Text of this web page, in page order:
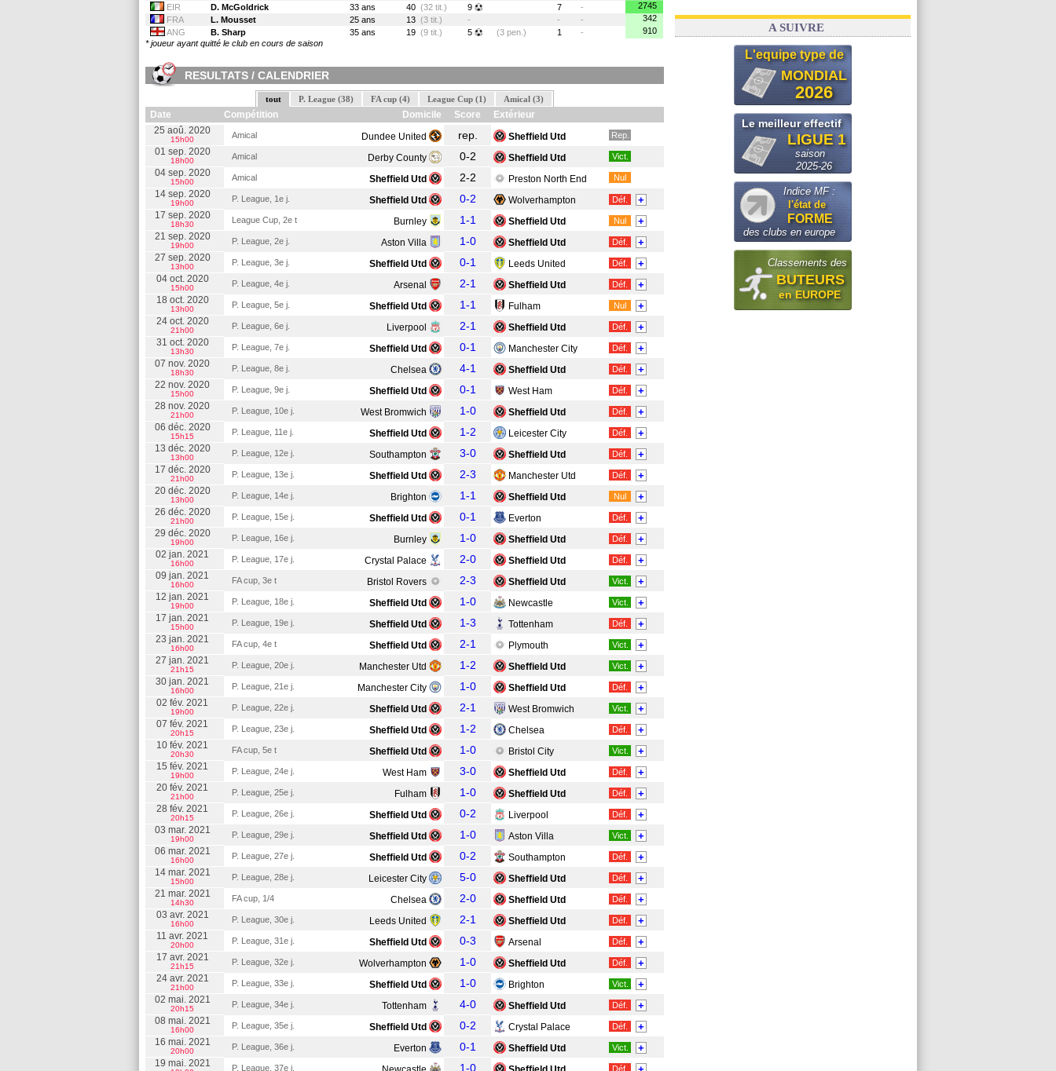
EIR
D. McGoldrick 33 ans 40 (32 tit.) 9 7 -
2745
FRA
L. Mousset 25 ans 13 (3 tit.) - - -
342
ANG
B. Sharp 35 ans 19 (9 tit.) 5 (3 pen.) 1 -
910
* joueur ayant quitté le club en cours de saison
RESULTATS / CALENDRIER
tout P. League (38) FA cup (4) League Cup (1) Amical (3)
Date Compétition Domicile Score
Extérieur
25 aoû. 2020
15h00 Amical Dundee United rep. Sheffield Utd Rep.
01 sep. 2020
18h00 Amical Derby County 0-2 Sheffield Utd Vict.
04 sep. 2020
15h00 Amical Sheffield Utd 2-2 Preston North End Nul
14 sep. 2020
19h00 P. League, 1e j. Sheffield Utd 0-2 Wolverhampton Déf. +
17 sep. 2020
18h30 League Cup, 2e t Burnley 1-1 Sheffield Utd Nul +
21 sep. 2020
19h00 P. League, 2e j. Aston Villa 1-0 Sheffield Utd Déf. +
27 sep. 2020
13h00 P. League, 3e j. Sheffield Utd 0-1 Leeds United Déf. +
04 oct. 2020
15h00 P. League, 4e j. Arsenal 2-1 Sheffield Utd Déf. +
18 oct. 2020
13h00 P. League, 5e j. Sheffield Utd 1-1 Fulham Nul +
24 oct. 2020
21h00 P. League, 6e j. Liverpool 2-1 Sheffield Utd Déf. +
31 oct. 2020
13h30 P. League, 7e j. Sheffield Utd 0-1 Manchester City Déf. +
07 nov. 2020
18h30 P. League, 8e j. Chelsea 4-1 Sheffield Utd Déf. +
22 nov. 2020
15h00 P. League, 9e j. Sheffield Utd 0-1 West Ham Déf. +
28 nov. 2020
21h00 P. League, 10e j. West Bromwich 1-0 Sheffield Utd Déf. +
06 déc. 2020
15h15 P. League, 11e j. Sheffield Utd 1-2 Leicester City Déf. +
13 déc. 2020
13h00 P. League, 12e j. Southampton 3-0 Sheffield Utd Déf. +
17 déc. 2020
21h00 P. League, 13e j. Sheffield Utd 2-3 Manchester Utd Déf. +
20 déc. 2020
13h00 P. League, 14e j. Brighton 1-1 Sheffield Utd Nul +
26 déc. 2020
21h00 P. League, 15e j. Sheffield Utd 0-1 Everton Déf. +
29 déc. 2020
19h00 P. League, 16e j. Burnley 1-0 Sheffield Utd Déf. +
02 jan. 2021
16h00 P. League, 17e j. Crystal Palace 2-0 Sheffield Utd Déf. +
09 jan. 2021
16h00 FA cup, 3e t Bristol Rovers 2-3 Sheffield Utd Vict. +
12 jan. 2021
19h00 P. League, 18e j. Sheffield Utd 1-0 Newcastle Vict. +
17 jan. 2021
15h00 P. League, 19e j. Sheffield Utd 1-3 Tottenham Déf. +
23 jan. 2021
16h00 FA cup, 4e t Sheffield Utd 2-1 Plymouth Vict. +
27 jan. 2021
21h15 P. League, 20e j. Manchester Utd 1-2 Sheffield Utd Vict. +
30 jan. 2021
16h00 P. League, 21e j. Manchester City 1-0 Sheffield Utd Déf. +
02 fév. 2021
19h00 P. League, 22e j. Sheffield Utd 2-1 West Bromwich Vict. +
07 fév. 2021
20h15 P. League, 23e j. Sheffield Utd 1-2 Chelsea Déf. +
10 fév. 2021
20h30 FA cup, 5e t Sheffield Utd 1-0 Bristol City Vict. +
15 fév. 2021
19h00 P. League, 24e j. West Ham 3-0 Sheffield Utd Déf. +
20 fév. 2021
21h00 P. League, 25e j. Fulham 1-0 Sheffield Utd Déf. +
28 fév. 2021
20h15 P. League, 26e j. Sheffield Utd 0-2 Liverpool Déf. +
03 mar. 2021
19h00 P. League, 29e j. Sheffield Utd 1-0 Aston Villa Vict. +
06 mar. 2021
16h00 P. League, 27e j. Sheffield Utd 0-2 Southampton Déf. +
14 mar. 2021
15h00 P. League, 28e j. Leicester City 5-0 Sheffield Utd Déf. +
21 mar. 2021
14h30 FA cup, 1/4 Chelsea 2-0 Sheffield Utd Déf. +
03 avr. 2021
16h00 P. League, 30e j. Leeds United 2-1 Sheffield Utd Déf. +
11 avr. 2021
20h00 P. League, 31e j. Sheffield Utd 0-3 Arsenal Déf. +
17 avr. 2021
21h15 P. League, 32e j. Wolverhampton 1-0 Sheffield Utd Déf. +
24 avr. 2021
21h00 P. League, 33e j. Sheffield Utd 1-0 Brighton Vict. +
02 mai. 2021
20h15 P. League, 34e j. Tottenham 4-0 Sheffield Utd Déf. +
08 mai. 2021
16h00 P. League, 35e j. Sheffield Utd 0-2 Crystal Palace Déf. +
16 mai. 2021
20h00 P. League, 36e j. Everton 0-1 Sheffield Utd Vict. +
19 mai. 2021 P. League, 37e j. 1-0 Déf.
A SUIVRE
L'equipe type de
MONDIAL
2026
Le meilleur effectif
LIGUE 1
saison
2025-26
Indice MF :
l'état de
FORME
des clubs en europe
Classements des
BUTEURS
en EUROPE